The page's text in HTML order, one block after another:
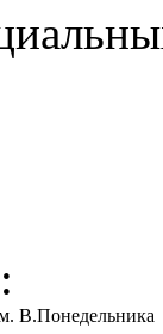
В.Понедельника